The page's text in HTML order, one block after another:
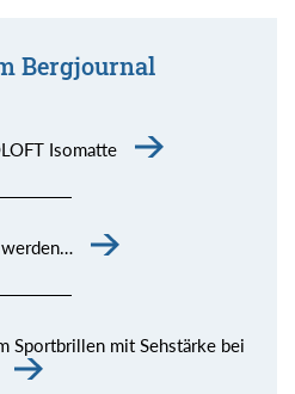
Bergjournal
Isomatte
Sportbrillen mit Sehstärke bei